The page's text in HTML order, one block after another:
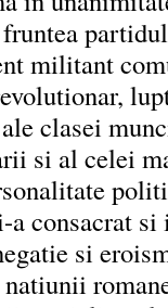
militant
clasei
si al celei
consacrat si
si